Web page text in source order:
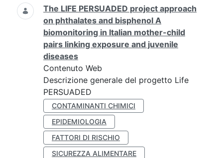
The LIFE PERSUADED project approach
on phthalates and bisphenol A
biomonitoring in Italian mother-child
pairs linking exposure and juvenile
diseases
Contenuto Web
Descrizione generale del progetto Life
PERSUADED
CONTAMINANTI CHIMICI
EPIDEMIOLOGIA
FATTORI DI RISCHIO
SICUREZZA ALIMENTARE